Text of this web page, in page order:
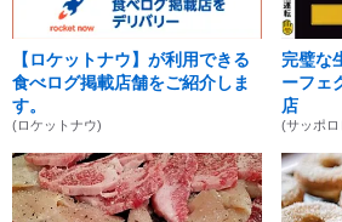
【ロケットナウ】が利用できる
食べログ掲載店舗をご紹介しま
す。
(ロケットナウ)
完璧な
ーフェ
店
(サッポロ